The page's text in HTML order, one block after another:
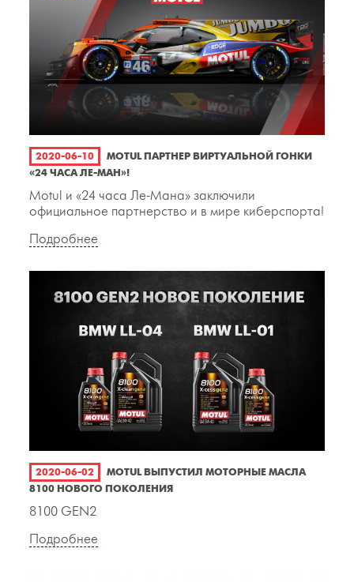
2020-06-10
MOTUL ПАРТНЕР ВИРТУАЛЬНОЙ ГОНКИ
«24 ЧАСА ЛЕ-МАН»!
Motul и «24 часа Ле-Мана» заключили
официальное партнерство и в мире киберспорта!
Подробнее
2020-06-02
MOTUL ВЫПУСТИЛ МОТОРНЫЕ МАСЛА
8100 НОВОГО ПОКОЛЕНИЯ
8100 GEN2
Подробнее